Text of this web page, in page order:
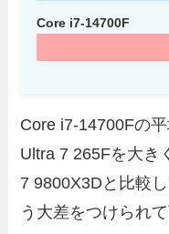
Core i7-14700F
Core i7-14700Fの
Ultra 7 265Fを大き
7 9800X3Dと比較
う大差をつけられ